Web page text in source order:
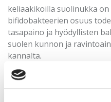
keliaakikoilla suolinukka
bifidobakteerien osuus
tasapaino ja hyödyllisten
suolen kunnon ja
kannalta.
7. Hyödyllisten